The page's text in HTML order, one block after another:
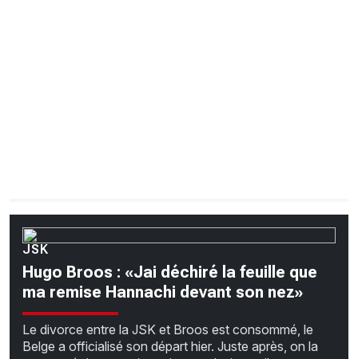
JSK
Hugo Broos : «Jai déchiré la feuille que
ma remise Hannachi devant son nez»
Le divorce entre la JSK et Broos est consommé, le
Belge a officialisé son départ hier. Juste après, on la